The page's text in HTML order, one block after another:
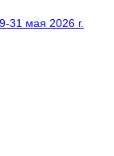
31 мая 2026 г.